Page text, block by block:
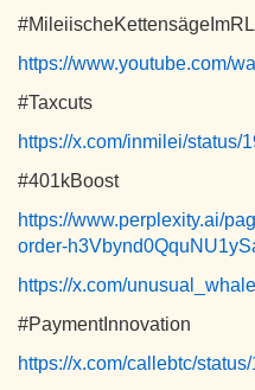
#MileiischeKettensägeImRL
https://www.youtube.com/
#Taxcuts
https://x.com/inmilei/status/
#401kBoost
https://www.perplexity.ai/
order-
https://x.com/
#PaymentInnovation
https://x.com/callebtc/